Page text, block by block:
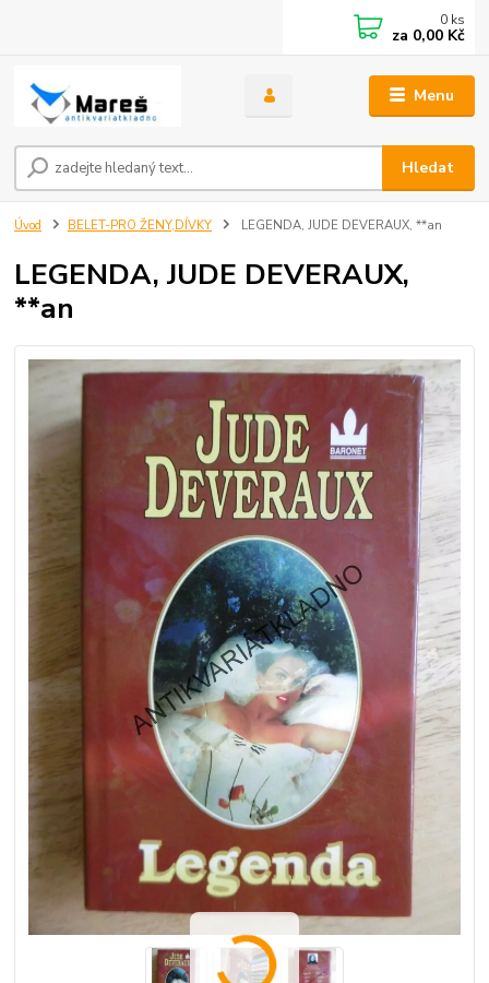
Menu
Hledat
0 ks
za 0,00 Kč
Úvod BELET-PRO ŽENY,DÍVKY LEGENDA, JUDE DEVERAUX, **an
LEGENDA, JUDE DEVERAUX,
**an